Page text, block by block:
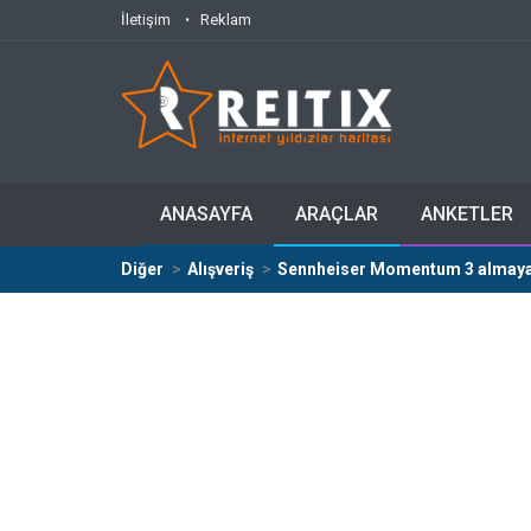
İletişim Reklam
ANASAYFA ARAÇLAR ANKETLER
Diğer Alışveriş Sennheiser Momentum 3